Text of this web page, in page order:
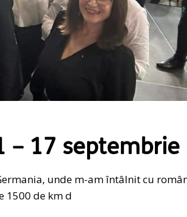
– 17 septembrie
unde m-am întâlnit cu
1500 de km d